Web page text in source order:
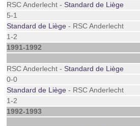
RSC Anderlecht -Standard de Liège
5-1
Standard de Liège - RSC Anderlecht
1-2
1991-1992
RSC Anderlecht -Standard de Liège
0-0
Standard de Liège - RSC Anderlecht
1-2
1992-1993